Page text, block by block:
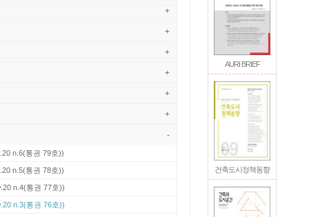
AURI BRIEF
건축도시정책동향
+
+
+
+
+
+
-
n.6(통권 79호))
n.5(통권 78호))
n.4(통권 77호))
n.3(통권 76호))